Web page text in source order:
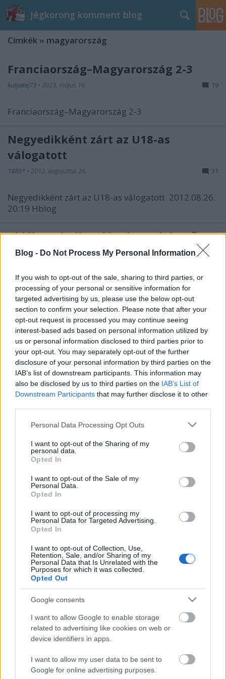
Blog - Do Not Process My Personal Information
If you wish to opt-out of the sale, sharing to third parties, or
processing of your personal or sensitive information for
targeted advertising by us, please use the below opt-out
section to confirm your selection. Please note that after your
opt-out request is processed you may continue seeing
interest-based ads based on personal information utilized by
us or personal information disclosed to third parties prior to
your opt-out. You may separately opt-out of the further
disclosure of your personal information by third parties on the
IAB’s list of downstream participants. This information may
also be disclosed by us to third parties on the IAB’s List of
Downstream Participants that may further disclose it to other
Please note that this website/app uses one or more Google
not limited to your visit or usage behaviour. You may click to
grant or deny consent to Google and its third-party tags to
use your data for below specified purposes in below Google
consent section.
Personal Data Processing Opt Outs
I want to opt-out of the Sharing of my
personal data.
Opted In
I want to opt-out of the Sale of my
Personal Data.
Opted In
I want to opt-out of processing my
Personal Data for Targeted Advertising.
Opted In
I want to opt-out of Collection, Use,
Retention, Sale, and/or Sharing of my
Personal Data that Is Unrelated with the
Purposes for which it was collected.
Opted Out
Google consents
I want to allow Google to enable storage
related to advertising like cookies on web or
device identifiers in apps.
I want to allow my user data to be sent to
Google for online advertising purposes.
Jégkorong komment blog
Címkék » magyarország
Franciaország–Magyarország 2-3
kutyatej73 • 2023. május 16. 19
Franciaország–Magyarország 2-3
Negyedikként zárt az U18-as
válogatott
1885* • 2012. augusztus 26. 31
Negyedikként zárt az U18-as válogatott 2012.08.26.
20:19 Hblog
Vidékre viszik a dánok a selejtezőt
Grumpy•2012. augusztus 22.
Vidékre viszik a dánok a selejtezőt 2012.08.22 17:59
F.Kapus
Hatan neveztek a juniorbajnokságba
1885*•2012. június 19.
Hatan neveztek a juniorbajnokságba 2012.06.19.
16:55 F. Kapus
Magyarország megint Erdélybe megy
Magyarország megint Erdélybe megy 2012.05.19.
14:36 F. Kapus
Végleges a jövő évi vb-k listája
2012. május 19.
Végleges a jövő évi vb-k listája 2012.05.19. 08:59 F.
Kapus
Irány, Koppenhága!
2012. május 15.
Irány, Koppenhága! 2012.05.15. 17:52 F. Kapus
Ladányi: A fiatalok egytől egyig
bizonyítottak
•2012. április 23.